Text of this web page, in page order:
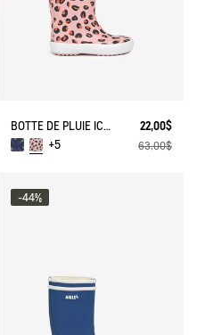
BOTTE DE PLUIE ICONIQUE LOLLY POP PLAY 22,00$
+5 63,00$
-44%